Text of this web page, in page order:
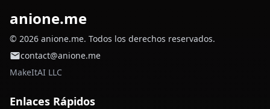
anione.me
© 2026 anione.me. Todos los derechos reservados.
contact@anione.me
MakeItAI LLC
Enlaces Rápidos